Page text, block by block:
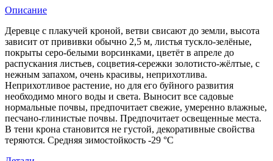
Описание
Деревце с плакучей кроной, ветви свисают до земли, высота
зависит от прививки обычно 2,5 м, листья тускло-зелёные,
покрыты серо-белыми ворсинками, цветёт в апреле до
распускания листьев, соцветия-сережки золотисто-жёлтые, с
нежным запахом, очень красивы, неприхотлива.
Неприхотливое растение, но для его буйного развития
необходимо много воды и света. Выносит все садовые
нормальные почвы, предпочитает свежие, умеренно влажные,
песчано-глинистые почвы. Предпочитает освещенные места.
В тени крона становится не густой, декоративные свойства
теряются. Средняя зимостойкость -29 °C